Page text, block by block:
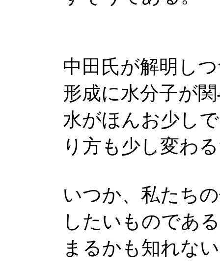
中田氏が解明し
形成に水分子が
水がほんお少し
り方も少し変わ
いつか、私たち
したいものであ
まるかも知れな